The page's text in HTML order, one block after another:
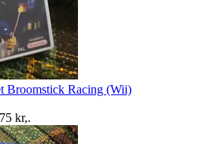
Broomstick Racing (Wii)
75 kr,.